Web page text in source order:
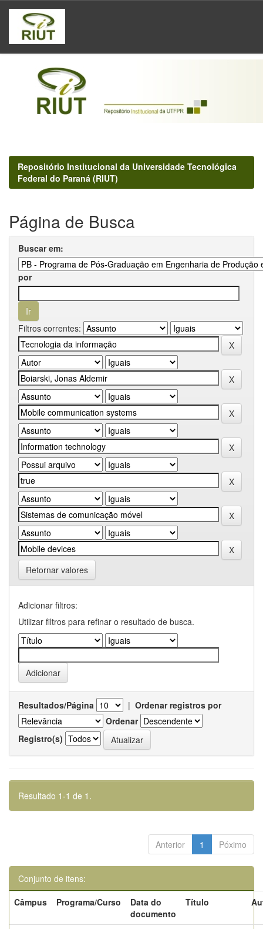
Skip
navigation
Repositório Institucional da Universidade Tecnológica
Federal do Paraná (RIUT)
Página de Busca
Buscar em:
por
Filtros correntes:
Retornar valores
Adicionar filtros:
Utilizar filtros para refinar o resultado de busca.
Resultados/Página | Ordenar registros por
Ordenar
Registro(s)
Resultado 1-1 de 1.
Anterior 1 Póximo
Conjunto de itens:
Câmpus
Programa/Curso
Data do
documento
Título